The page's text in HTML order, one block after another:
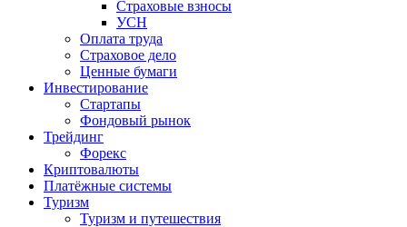
Страховые взносы
УСН
Оплата труда
Страховое дело
Ценные бумаги
Инвестирование
Стартапы
Фондовый рынок
Трейдинг
Форекс
Криптовалюты
Платёжные системы
Туризм
Туризм и путешествия